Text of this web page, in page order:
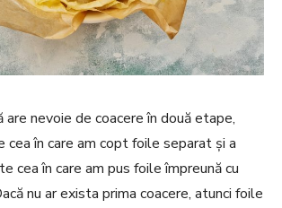
nevoie de coacere în două etape,
cea în care am copt foile separat și a
cea în care am pus foile împreună cu
nu ar exista prima coacere, atunci foile